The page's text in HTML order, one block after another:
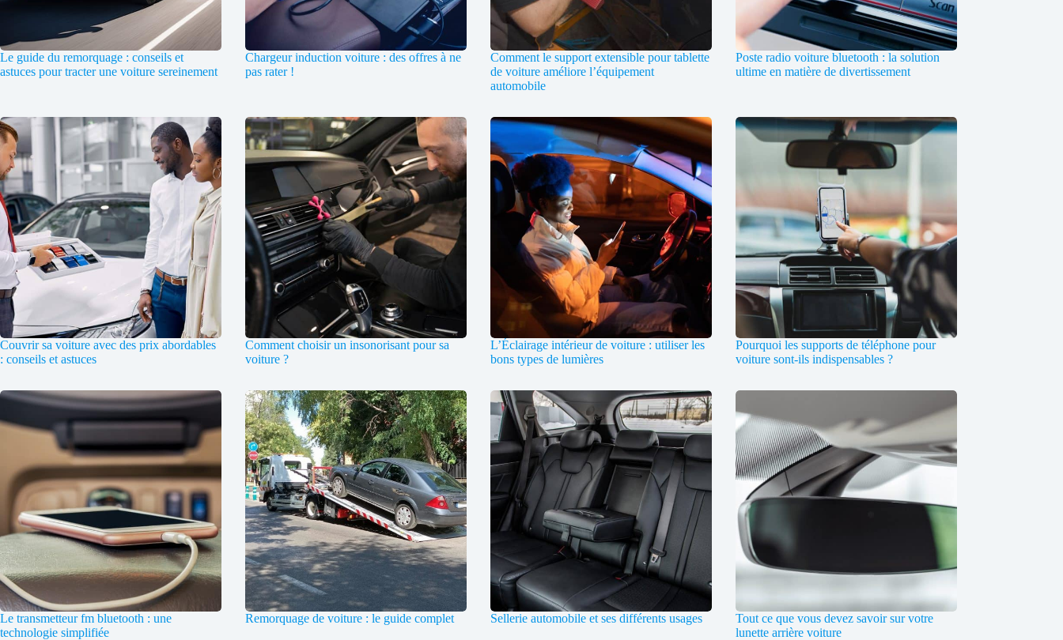
Le guide du remorquage : conseils et
astuces pour tracter une voiture sereinement
Chargeur induction voiture : des offres à ne
pas rater !
Comment le support extensible pour tablette
de voiture améliore l’équipement
automobile
Poste radio voiture bluetooth : la solution
ultime en matière de divertissement
Couvrir sa voiture avec des prix abordables
: conseils et astuces
Comment choisir un insonorisant pour sa
voiture ?
L’Éclairage intérieur de voiture : utiliser les
bons types de lumières
Pourquoi les supports de téléphone pour
voiture sont-ils indispensables ?
Le transmetteur fm bluetooth : une
technologie simplifiée
Remorquage de voiture : le guide complet Sellerie automobile et ses différents usages
Tout ce que vous devez savoir sur votre
lunette arrière voiture